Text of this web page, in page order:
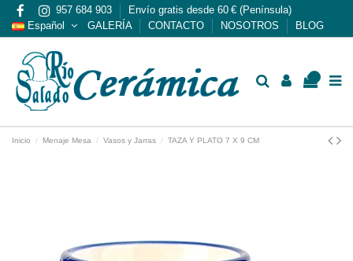
957 684 903
Envío gratis desde 60 € (Península)
Español
GALERÍA CONTACTO NOSOTROS BLOG
Inicio Menaje Mesa Vasos y Jarras TAZA Y PLATO 7 X 9 CM